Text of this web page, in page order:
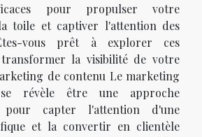
pour propulser votre
toile et captiver l'attention des
vous prêt à explorer ces
la visibilité de votre
de contenu Le marketing
révèle être une approche
pour capter l'attention d'une
et la convertir en clientèle